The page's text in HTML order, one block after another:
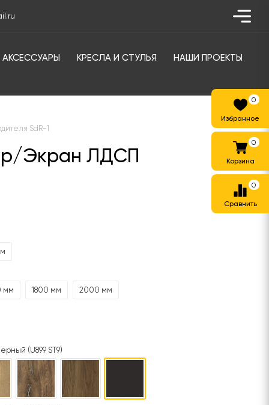
АКСЕССУАРЫ КРЕСЛА И СТУЛЬЯ НАШИ ПРОЕКТЫ
SdR-1
Экран ЛДСП
мм 1800 мм 2000 мм
(U899 ST9)
0
0
0